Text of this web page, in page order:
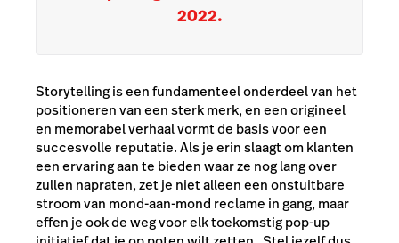
2022.
Storytelling is een fundamenteel onderdeel van het
positioneren van een sterk merk, en een origineel
en memorabel verhaal vormt de basis voor een
succesvolle reputatie. Als je erin slaagt om klanten
een ervaring aan te bieden waar ze nog lang over
zullen napraten, zet je niet alleen een onstuitbare
stroom van mond-aan-mond reclame in gang, maar
effen je ook de weg voor elk toekomstig pop-up